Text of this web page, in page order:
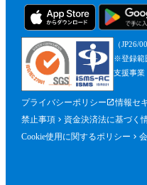
（JP26/
※登録範
支援事業
プライバシーポリシー 情報セ
禁止事項
資金決済法に基づく
Cookie使用に関するポリシー